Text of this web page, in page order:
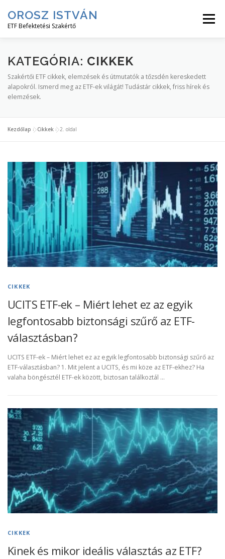
tartalomhoz
OROSZ ISTVÁN
ETF Befektetési Szakértő
Menü
KEZDJ ITT! ETF HÍREK ETF CIKKEK
ETF MESTERKURZUS
KATEGÓRIA: CIKKEK
Szakértői ETF cikkek, elemzések és útmutatók a tőzsdén kereskedett
alapokról. Ismerd meg az ETF-ek világát! Tudástár cikkek, friss hírek és
elemzések.
Kezdőlap »Cikkek »2. oldal
CIKKEK
UCITS ETF-ek – Miért lehet ez az egyik
legfontosabb biztonsági szűrő az ETF-
választásban?
UCITS ETF-ek – Miért lehet ez az egyik legfontosabb biztonsági szűrő az
ETF-választásban? 1. Mit jelent a UCITS, és mi köze az ETF-ekhez? Ha
valaha böngésztél ETF-ek között, biztosan találkoztál …
CIKKEK
Kinek és mikor ideális választás az ETF?